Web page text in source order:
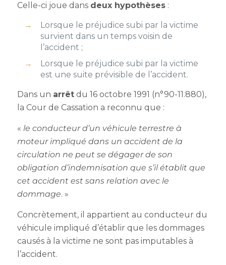
Celle-ci joue dans deux hypothèses:
Lorsque le préjudice subi par la victime
survient dans un temps voisin de
l’accident ;
Lorsque le préjudice subi par la victime
est une suite prévisible de l’accident.
Dans un arrêtdu 16 octobre 1991 (n°90-11.880),
la Cour de Cassation a reconnu que :
« le conducteur d’un véhicule terrestre à
moteur impliqué dans un accident de la
circulation ne peut se dégager de son
obligation d’indemnisation que s’il établit que
cet accident est sans relation avec le
dommage. »
Concrètement, il appartient au conducteur du
véhicule impliqué d’établir que les dommages
causés à la victime ne sont pas imputables à
l’accident.